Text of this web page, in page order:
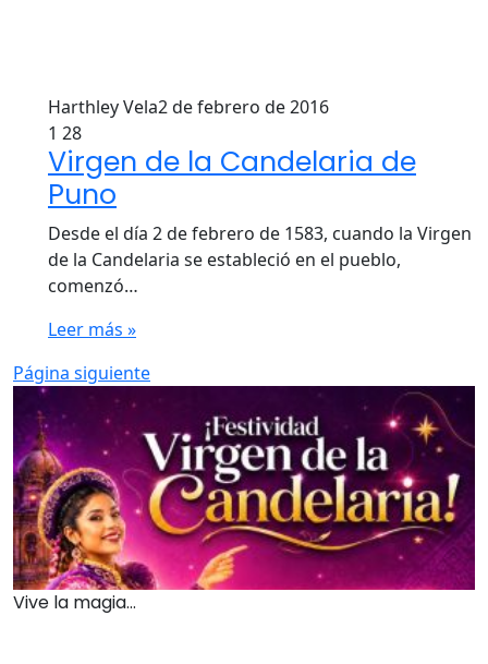
Harthley Vela2 de febrero de 2016
1 28
Virgen de la Candelaria de
Puno
Desde el día 2 de febrero de 1583, cuando la Virgen
de la Candelaria se estableció en el pueblo,
comenzó…
Leer más »
Página siguiente
Vive la magia...